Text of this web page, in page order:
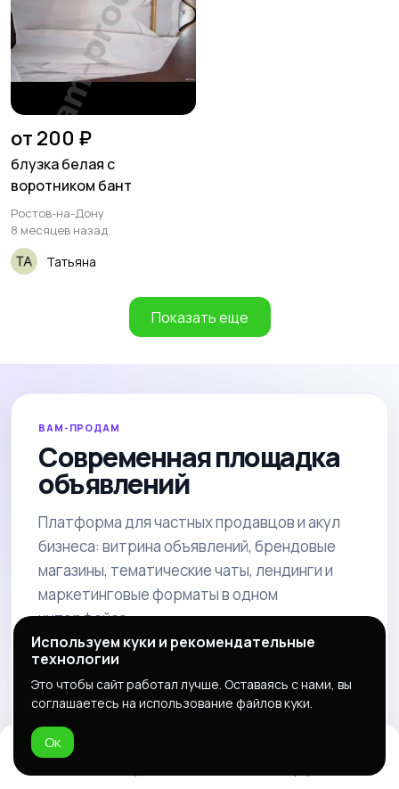
от 200 ₽
блузка белая с
воротником бант
Ростов-на-Дону
8 месяцев назад
Татьяна
Показать еще
ВАМ-ПРОДАМ
Современная площадка
объявлений
Платформа для частных продавцов и акул
бизнеса: витрина объявлений, брендовые
магазины, тематические чаты, лендинги и
маркетинговые форматы в одном
интерфейсе.
Разместить объявление
Открыть магазин Реклама
Используем куки и рекомендательные
технологии
Это чтобы сайт работал лучше. Оставаясь с нами, вы
соглашаетесь на использование файлов куки.
Ок